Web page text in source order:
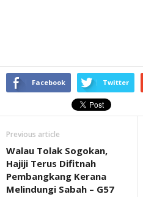
Facebook Twitter
Previous article
Walau Tolak Sogokan,
Hajiji Terus Difitnah
Pembangkang Kerana
Melindungi Sabah – G57